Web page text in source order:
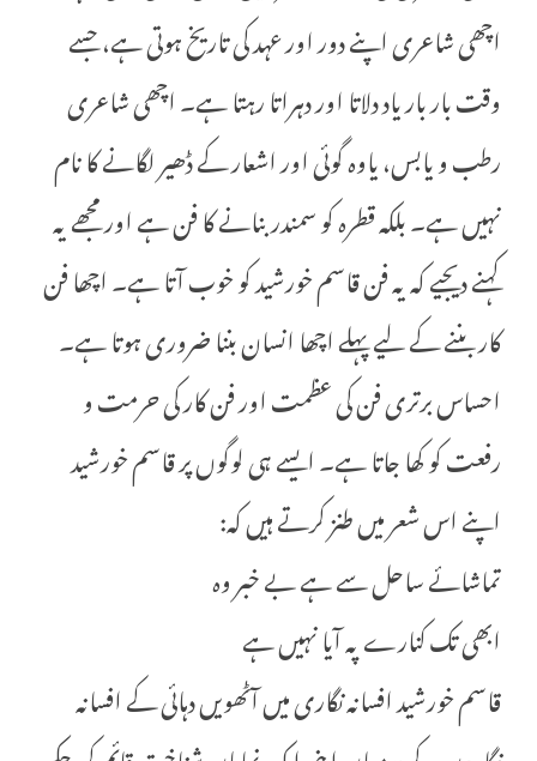
اچھی شاعری اپنے دور اور عہد کی تاریخ ہوتی ہے، جسے
وقت بار بار یاد دلاتا اور دہراتا رہتا ہے۔ اچھی شاعری
رطب و یابس، یاوہ گوئی اور اشعار کے ڈھیر لگانے کا نام
نہیں ہے۔ بلکہ قطرہ کو سمندر بنانے کا فن ہے اور مجھے یہ
کہنے دیجیے کہ یہ فن قاسم خورشید کو خوب آتا ہے۔ اچھا فن
کار بننے کے لیے پہلے اچھا انسان بننا ضروری ہوتا ہے۔
احساس برتری فن کی عظمت اور فن کار کی حرمت و
رفعت کو کھا جاتا ہے۔ ایسے ہی لوگوں پر قاسم خورشید
اپنے اس شعر میں طنز کرتے ہیں کہ:
تماشائے ساحل سے ہے بے خبر وہ
ابھی تک کنارے پہ آیا نہیں ہے
قاسم خورشید افسانہ نگاری میں آٹھویں دہائی کے افسانہ